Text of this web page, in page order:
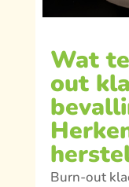
Wat
out
Burn-out